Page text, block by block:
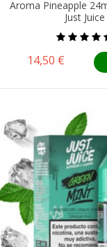
Aroma Pineapple
Just Juice
Precio
14,50 €